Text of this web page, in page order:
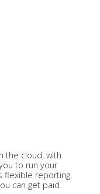
the cloud, with
to run your
flexible reporting,
can get paid